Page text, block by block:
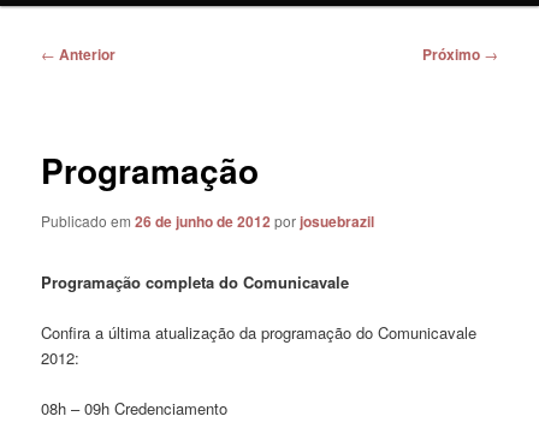
Navegação
← Anterior Próximo →
Programação
Publicado em26 de junho de 2012 porjosuebrazil
Programação completa do Comunicavale
Confira a última atualização da programação do Comunicavale
2012:
08h – 09h Credenciamento